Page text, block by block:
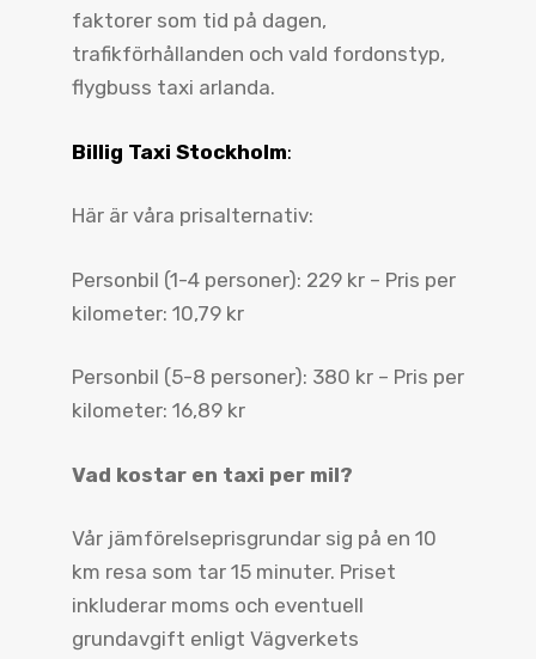
faktorer som tid på dagen,
trafikförhållanden och vald fordonstyp,
flygbuss taxi arlanda.
Billig Taxi Stockholm:
Här är våra prisalternativ:
Personbil (1-4 personer): 229 kr – Pris per
kilometer: 10,79 kr
Personbil (5-8 personer): 380 kr – Pris per
kilometer: 16,89 kr
Vad kostar en taxi per mil?
Vår jämförelseprisgrundar sig på en 10
km resa som tar 15 minuter. Priset
inkluderar moms och eventuell
grundavgift enligt Vägverkets